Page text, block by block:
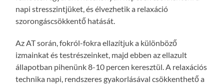
napi stresszintjüket, és élvezhetik a relaxáció
szorongáscsökkentő hatását.
Az AT során, fokról-fokra ellazítjuk a különböző
izmainkat és testrészeinket, majd ebben az ellazult
állapotban pihenünk 8-10 percen keresztül. A relaxációs
technika napi, rendszeres gyakorlásával csökkenthető a